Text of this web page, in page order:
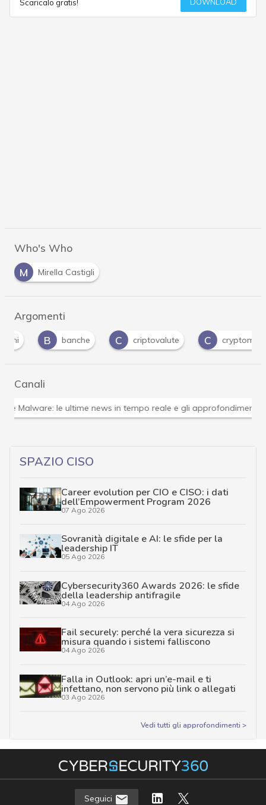
Scaricalo gratis! DOWNLOAD
Who's Who
M
Mirella Castigli
Argomenti
B
banche C criptovalute C cryptomining
Canali
Attacchi hacker e Malware: le ultime news in tempo
SPAZIO CISO
Career evolution per CIO e CISO: i dati
dell’Empowerment Program 2026
07 Ago 2026
Sovranità digitale e AI: le sfide per la
leadership IT
05 Ago 2026
Cybersecurity360 Awards 2026: le sfide
della leadership antifragile
04 Ago 2026
Fail securely: perché la vera sicurezza si
misura quando i sistemi falliscono
04 Ago 2026
Falla in Outlook: apri un’e-mail e ti
infettano, non servono più link o allegati
03 Ago 2026
Vedi tutti gli approfondimenti >
Seguici